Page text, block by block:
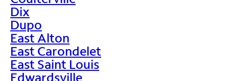
Dix
Dupo
East Alton
East Carondelet
East Saint Louis
Edwardsville